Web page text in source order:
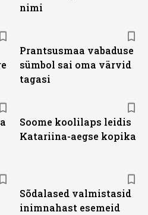
nimi
Prantsusmaa vabaduse
sümbol sai oma värvid
tagasi
Soome koolilaps leidis
Katariina-aegse kopika
Sõdalased valmistasid
inimnahast esemeid